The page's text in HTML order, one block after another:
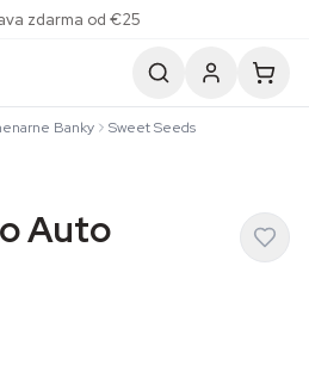
zdarma od €25
Banky
Sweet Seeds
Auto